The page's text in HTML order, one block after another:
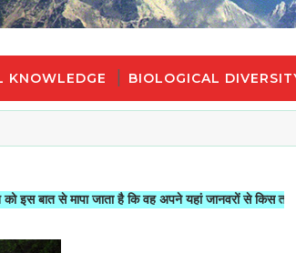
KNOWLEDGE BIOLOGICAL
जाता है कि वह अपने यहां जानवरों से किस तरह का सलूक